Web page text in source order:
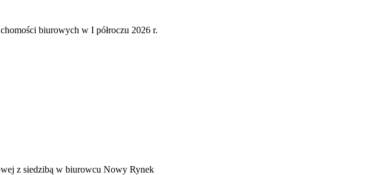
biurowych w I półroczu 2026 r.
z siedzibą w biurowcu Nowy Rynek